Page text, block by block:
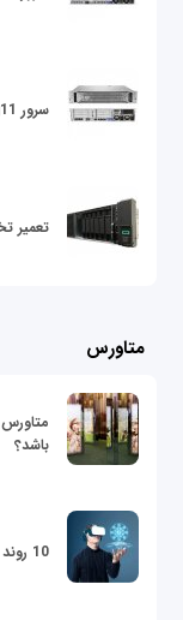
سرور dl380 g11
تعمیر
متاورس
باشد؟
10 روند برتر تجارت و فناوری در سال 2022